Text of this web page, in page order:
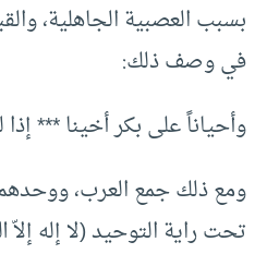
بسبب العصبية الجاهلية،
في وصف ذلك:
وأحياناً على بكر أخينا *** إذا
ومع ذلك جمع العرب،
تحت راية التوحيد (لا إله إلاّ